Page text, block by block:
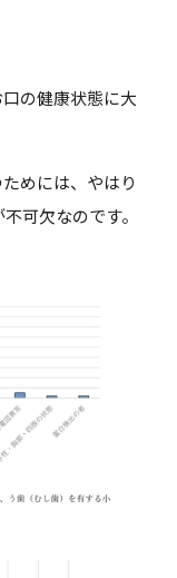
の健康状態に大
めには、やはり
可欠なのです。